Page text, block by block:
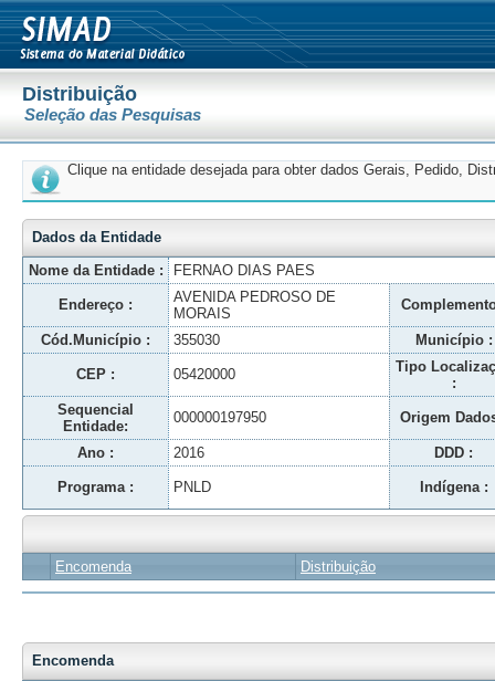
Distribuição
Seleção das Pesquisas
Clique na entidade desejada para obter dados Gerais, Pedido,
Dados da Entidade
Nome da Entidade :
FERNAO DIAS PAES
Endereço :
AVENIDA PEDROSO DE
MORAIS
Cód.Município : 355030 Município :
CEP : 05420000
Tipo
:
Sequencial
Entidade:
000000197950 Origem
Ano : 2016 DDD :
Programa : PNLD Indígena :
Encomenda Distribuição
Encomenda